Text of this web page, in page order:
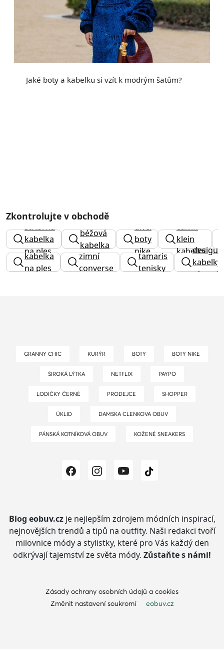
Jaké boty a kabelku si vzít k modrým šatům?
Zkontrolujte v obchodě
stříbrná
kabelka
na ples
béžová
kabelka
dívčí
boty
nike
calvin
klein
kabelky
kabelka
na ples
zimní
converse
tamaris
tenisky
desigual
kabelky
GRANNY CHIC KURÝR BOTY BOTY NIKE
ŠIROKÁ LÝTKA NETFLIX PAYPO
LODIČKY ČERNÉ PRODEJCE SHOPPER
ÚKLID DAMSKA CLENKOVA OBUV
PÁNSKÁ KOTNÍKOVÁ OBUV KOŽENÉ SNEAKERS
Blog eobuv.czje nejlepším zdrojem módních inspirací,
nejnovějších trendů a tipů na outfity. Naši redakci tvoří
milovnice módy a stylistky, které pro Vás každý den
odkrývají tajemství ze světa módy. Zůstaňte s námi!
Zásady ochrany osobních údajů a cookies
Změnit nastavení soukromí
eobuv.cz